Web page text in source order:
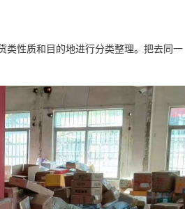
类性质和目的地进行分类整理。把去同一